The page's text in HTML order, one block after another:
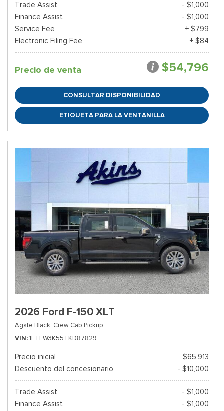
Trade Assist
- $1,000
Finance Assist
- $1,000
Service Fee
+ $799
Electronic Filing Fee
+ $84
Precio de venta $54,796
CONSULTAR DISPONIBILIDAD
ETIQUETA PARA LA VENTANILLA
2026 Ford F-150 XLT
Agate Black, Crew Cab Pickup
VIN 1FTEW3K55TKD87829
Precio inicial
$65,913
Descuento del concesionario
- $10,000
Trade Assist
- $1,000
Finance Assist
- $1,000